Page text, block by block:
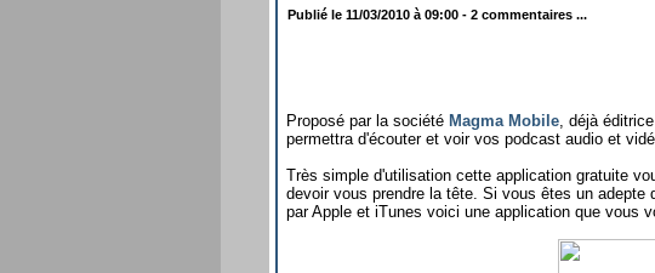
Publié le 11/03/2010 à 09:00 - 2 commentaires ...
Proposé par la société Magma Mobile , déjà
permettra d'écouter et voir vos podcast audio et
Très simple d'utilisation cette application gratuite
devoir vous prendre la tête. Si vous êtes un
par Apple et iTunes voici une application que vous